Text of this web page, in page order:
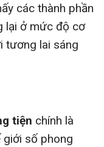
các thành phần
lại ở mức độ cơ
tương lai sáng
tiện chính là
giới số phong